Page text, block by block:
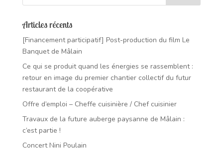
Articles récents
[Financement participatif] Post-production du film Le
Banquet de Mâlain
Ce qui se produit quand les énergies se rassemblent :
retour en image du premier chantier collectif du futur
restaurant de la coopérative
Offre d’emploi – Cheffe cuisinière / Chef cuisinier
Travaux de la future auberge paysanne de Mâlain :
c’est partie !
Concert Nini Poulain